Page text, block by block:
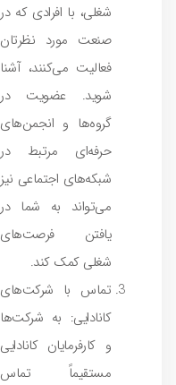
شغلی، با افرادی که در
صنعت مورد نظرتان
فعالیت می‌کنند، آشنا
شوید. عضویت در
گروه‌ها و انجمن‌های
حرفه‌ای مرتبط در
شبکه‌های اجتماعی نیز
می‌تواند به شما در
یافتن فرصت‌های
شغلی کمک کند.
تماس با شرکت‌های
کانادایی: به شرکت‌ها
و کارفرمایان کانادایی
مستقیماً تماس